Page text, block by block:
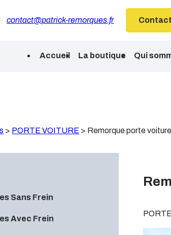
contact@patrick-remorques.fr
Accueil La boutique Qui
> PORTE VOITURE > Remorque porte
Sans Frein
Avec Frein